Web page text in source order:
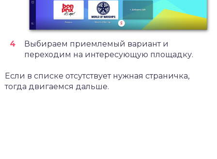
Выбираем приемлемый вариант и
переходим на интересующую площадку.
Если в списке отсутствует нужная страничка,
тогда двигаемся дальше.